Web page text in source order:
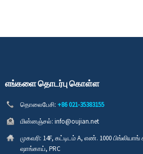
எங்களை தொடர்பு கொள்ள
தொலைபேசி: +86 021-35383155
மின்னஞ்சல்: info@oujian.net
முகவரி: 14F, கட்டிடம் A, எண். 1000
ஷாங்காய், PRC